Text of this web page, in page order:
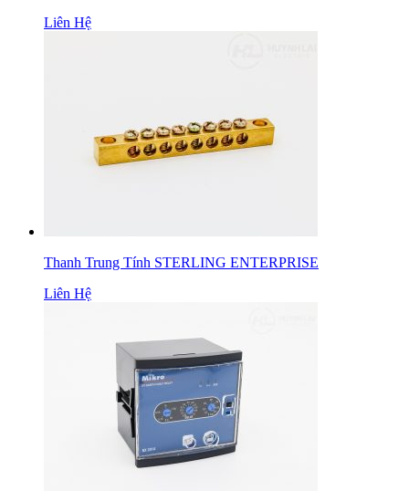
Liên Hệ
Thanh Trung Tính STERLING ENTERPRISE
Liên Hệ